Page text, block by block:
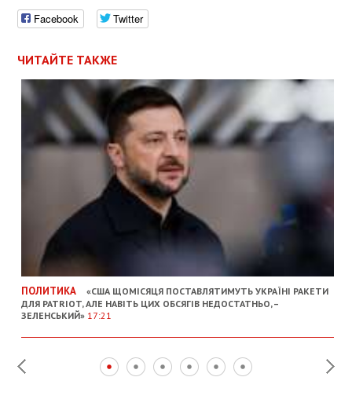
Facebook Twitter
ЧИТАЙТЕ ТАКЖЕ
ПОЛИТИКА
«США ЩОМІСЯЦЯ ПОСТАВЛЯТИМУТЬ УКРАЇНІ РАКЕТИ
ДЛЯ PATRIOT, АЛЕ НАВІТЬ ЦИХ ОБСЯГІВ НЕДОСТАТНЬО, –
ЗЕЛЕНСЬКИЙ» 17:21